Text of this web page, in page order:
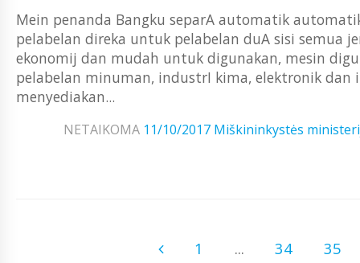
Mein penanda Bangku separA automatik
pelabelan direka untuk pelabelan duA sisi semua
ekonomij dan mudah untuk digunakan, mesin
pelabelan minuman, industrI kima, elektronik
menyediakan...
NETAIKOMA 11/10/2017 Miškininkystės
1 ... 34 35